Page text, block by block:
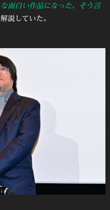
面白い作品になった。そう言
説していた。